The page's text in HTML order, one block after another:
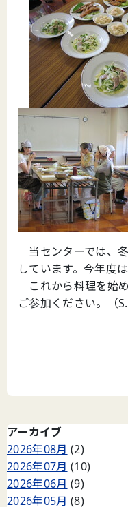
当センターでは、
しています。今年度
これから料理を始
ご参加ください。（
アーカイブ
2026年08月 (2)
2026年07月 (10)
2026年06月 (9)
2026年05月 (8)